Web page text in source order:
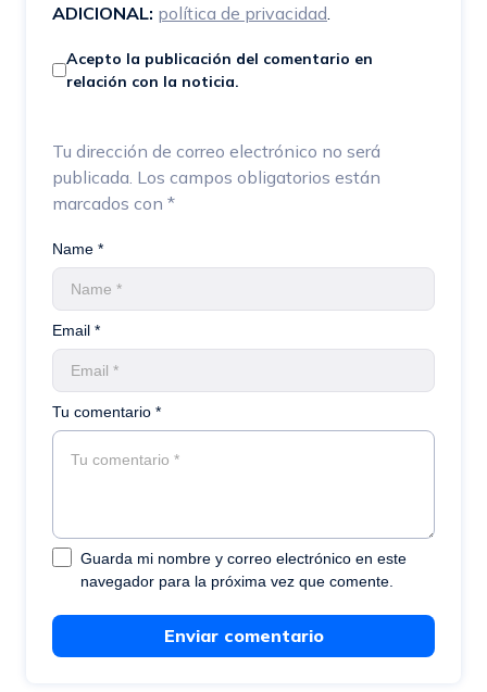
Tu dirección de correo electrónico no será
publicada. Los campos obligatorios están
marcados con *
Tu comentario *
Name *
Email *
Guarda mi nombre y correo electrónico en este
navegador para la próxima vez que comente.
ADICIONAL: política de privacidad
Acepto la publicación del comentario en
relación con la noticia.
Enviar comentario